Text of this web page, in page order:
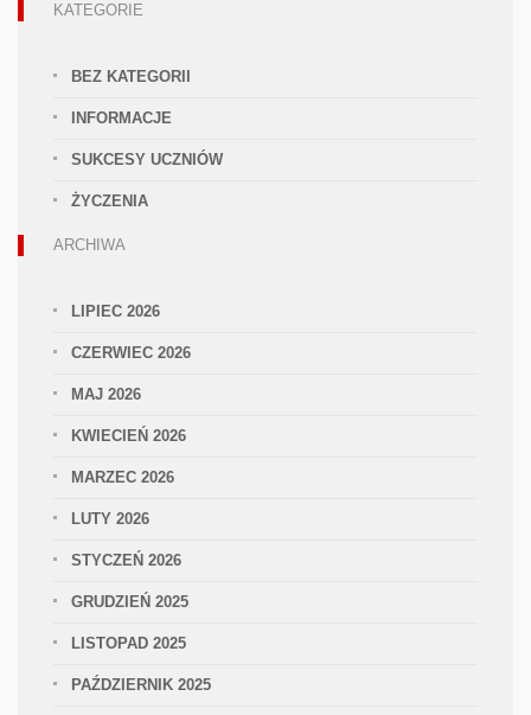
KATEGORIE
BEZ KATEGORII
INFORMACJE
SUKCESY UCZNIÓW
ŻYCZENIA
ARCHIWA
LIPIEC 2026
CZERWIEC 2026
MAJ 2026
KWIECIEŃ 2026
MARZEC 2026
LUTY 2026
STYCZEŃ 2026
GRUDZIEŃ 2025
LISTOPAD 2025
PAŹDZIERNIK 2025